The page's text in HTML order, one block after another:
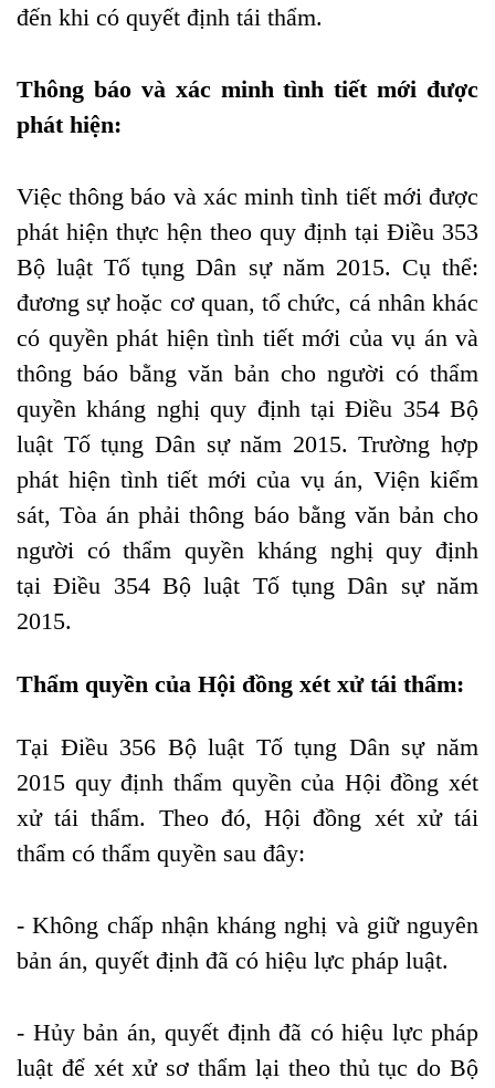
đến khi có quyết định tái thẩm.
Thông báo và xác minh tình tiết mới được
phát hiện:
Việc thông báo và xác minh tình tiết mới được
phát hiện thực hện theo quy định tại Điều 353
Bộ luật Tố tụng Dân sự năm 2015. Cụ thể:
đương sự hoặc cơ quan, tổ chức, cá nhân khác
có quyền phát hiện tình tiết mới của vụ án và
thông báo bằng văn bản cho người có thẩm
quyền kháng nghị quy định tại Điều 354 Bộ
luật Tố tụng Dân sự năm 2015. Trường hợp
phát hiện tình tiết mới của vụ án, Viện kiểm
sát, Tòa án phải thông báo bằng văn bản cho
người có thẩm quyền kháng nghị quy định
tại Điều 354 Bộ luật Tố tụng Dân sự năm
2015.
Thẩm quyền của Hội đồng xét xử tái thẩm:
Tại Điều 356 Bộ luật Tố tụng Dân sự năm
2015 quy định thẩm quyền của Hội đồng xét
xử tái thẩm. Theo đó, Hội đồng xét xử tái
thẩm có thẩm quyền sau đây:
- Không chấp nhận kháng nghị và giữ nguyên
bản án, quyết định đã có hiệu lực pháp luật.
- Hủy bản án, quyết định đã có hiệu lực pháp
luật để xét xử sơ thẩm lại theo thủ tục do Bộ